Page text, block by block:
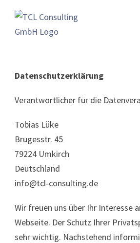
Inhalt
springen
Datenschutzerklärung
Verantwortlicher für die
Tobias Lüke
Brugesstr. 45
79224 Umkirch
Deutschland
info@tcl-consulting.de
Wir freuen uns über Ihr Interesse
Webseite. Der Schutz Ihrer
sehr wichtig. Nachstehend